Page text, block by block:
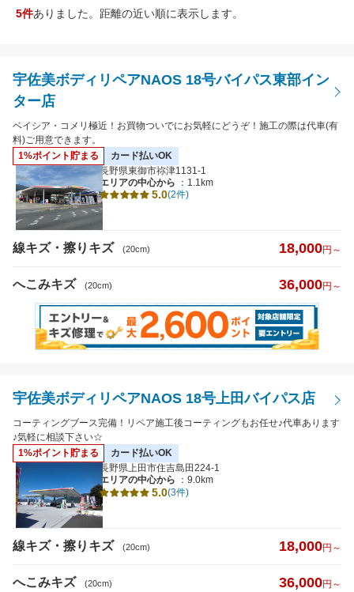
キズの種類
キズのサイズ
※5cm以下から選択可
クレジットカード払いOK
代車あり
日曜営業
夜間受付
引き取り納車
輸入車対応
5件ありました。距離の近い順に表示します。
宇佐美ボディリペアNAOS 18号バイパス東部イン
ター店
ベイシア・コメリ極近！お買物ついでにお気軽にどうぞ！施工の際は代車(有
料)ご用意できます。
1%ポイント貯まる
カード払いOK
長野県東御市祢津1131-1
エリアの中心から
：1.1km
5.0(2件)
線キズ・擦りキズ (20cm) 18,000円～
へこみキズ (20cm) 36,000円～
宇佐美ボディリペアNAOS 18号上田バイパス店
コーティングブース完備！リペア施工後コーティングもお任せ♪代車あります
♪気軽に相談下さい☆
1%ポイント貯まる
カード払いOK
長野県上田市住吉島田224-1
エリアの中心から
：9.0km
5.0(3件)
線キズ・擦りキズ (20cm) 18,000円～
へこみキズ (20cm) 36,000円～